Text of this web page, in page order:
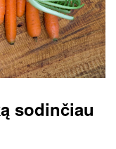
sodinčiau